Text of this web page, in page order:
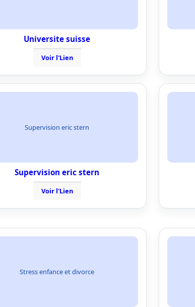
Universite suisse
Voir l'Lien
Supervision eric stern
Supervision eric stern
Voir l'Lien
Stress enfance et divorce